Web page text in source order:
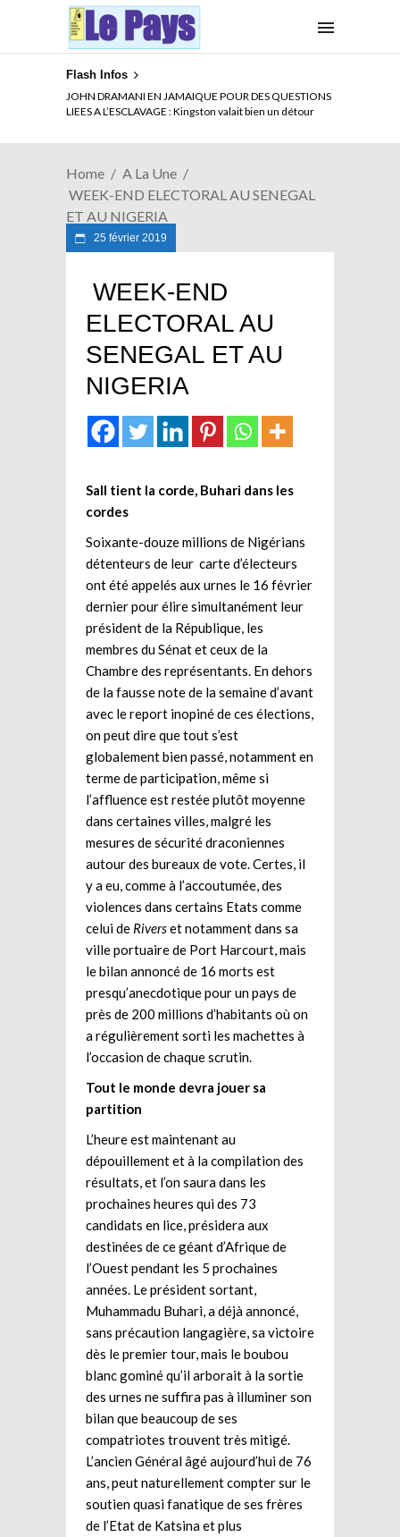
Flash Infos
JOHN DRAMANI EN JAMAIQUE POUR DES QUESTIONS
LIEES A L’ESCLAVAGE : Kingston valait bien un détour
ELECTION DE TALON A LA TETE DU SENAT BENINOIS :
Quand Patrice quitte le pouvoir sans partir !
Home
A La Une
WEEK-END ELECTORAL AU SENEGAL
ET AU NIGERIA
25 février 2019
WEEK-END
ELECTORAL AU
SENEGAL ET AU
NIGERIA
Sall tient la corde, Buhari dans les
cordes
Soixante-douze millions de Nigérians
détenteurs de leur carte d’électeurs
ont été appelés aux urnes le 16 février
dernier pour élire simultanément leur
président de la République, les
membres du Sénat et ceux de la
Chambre des représentants. En dehors
de la fausse note de la semaine d’avant
avec le report inopiné de ces élections,
on peut dire que tout s’est
globalement bien passé, notamment en
terme de participation, même si
l’affluence est restée plutôt moyenne
dans certaines villes, malgré les
mesures de sécurité draconiennes
autour des bureaux de vote. Certes, il
y a eu, comme à l’accoutumée, des
violences dans certains Etats comme
celui de Riverset notamment dans sa
ville portuaire de Port Harcourt, mais
le bilan annoncé de 16 morts est
presqu’anecdotique pour un pays de
près de 200 millions d’habitants où on
a régulièrement sorti les machettes à
l’occasion de chaque scrutin.
Tout le monde devra jouer sa
partition
L’heure est maintenant au
dépouillement et à la compilation des
résultats, et l’on saura dans les
prochaines heures qui des 73
candidats en lice, présidera aux
destinées de ce géant d’Afrique de
l’Ouest pendant les 5 prochaines
années. Le président sortant,
Muhammadu Buhari, a déjà annoncé,
sans précaution langagière, sa victoire
dès le premier tour, mais le boubou
blanc gominé qu’il arborait à la sortie
des urnes ne suffira pas à illuminer son
bilan que beaucoup de ses
compatriotes trouvent très mitigé.
L’ancien Général âgé aujourd’hui de 76
ans, peut naturellement compter sur le
soutien quasi fanatique de ses frères
de l’Etat de Katsina et plus